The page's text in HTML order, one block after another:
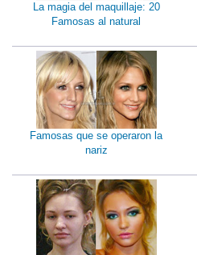
La magia del maquillaje: 20
Famosas al natural
Famosas que se operaron la
nariz